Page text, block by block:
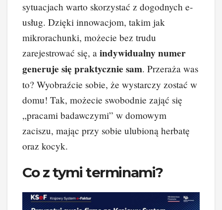
sytuacjach warto skorzystać z dogodnych e-
usług. Dzięki innowacjom, takim jak
mikrorachunki, możecie bez trudu
zarejestrować się, a indywidualny numer
generuje się praktycznie sam. Przeraża was
to? Wyobraźcie sobie, że wystarczy zostać w
domu! Tak, możecie swobodnie zająć się
„pracami badawczymi” w domowym
zaciszu, mając przy sobie ulubioną herbatę
oraz kocyk.
Co z tymi terminami?